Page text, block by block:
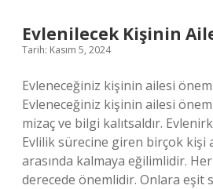
Evlenilecek Kişinin
Tarih: Kasım 5, 2024
Evleneceğiniz kişinin ailesi
Evleneceğiniz kişinin ailesi
mizaç ve bilgi kalıtsaldır.
Evlilik sürecine giren birçok kişi
arasında kalmaya eğilimlidir.
derecede önemlidir. Onlara eşit